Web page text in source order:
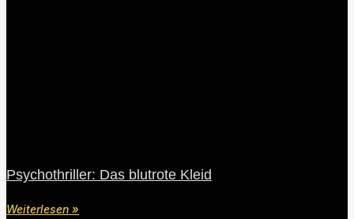
Psychothriller: Das blutrote Kleid
Weiterlesen »